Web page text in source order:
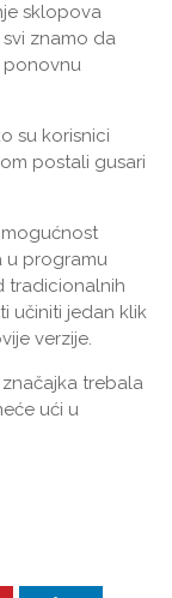
sklopova
znamo da
ponovnu
su korisnici
postali gusari
u programu
tradicionalnih
učiniti jedan klik
verzije.
trebala
ući u